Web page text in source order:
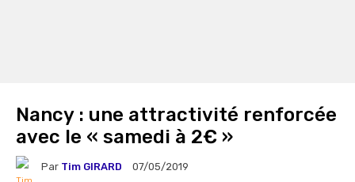
Nancy : une attractivité renforcée
avec le « samedi à 2€ »
Par Tim GIRARD 07/05/2019